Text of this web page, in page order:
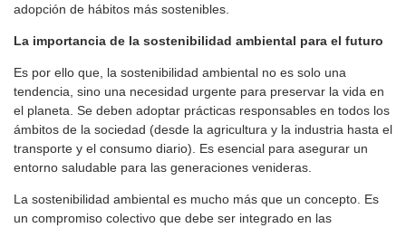
adopción de hábitos más sostenibles.
La importancia de la sostenibilidad ambiental para el futuro
Es por ello que, la sostenibilidad ambiental no es solo una
tendencia, sino una necesidad urgente para preservar la vida en
el planeta. Se deben adoptar prácticas responsables en todos los
ámbitos de la sociedad (desde la agricultura y la industria hasta el
transporte y el consumo diario). Es esencial para asegurar un
entorno saludable para las generaciones venideras.
La sostenibilidad ambiental es mucho más que un concepto. Es
un compromiso colectivo que debe ser integrado en las